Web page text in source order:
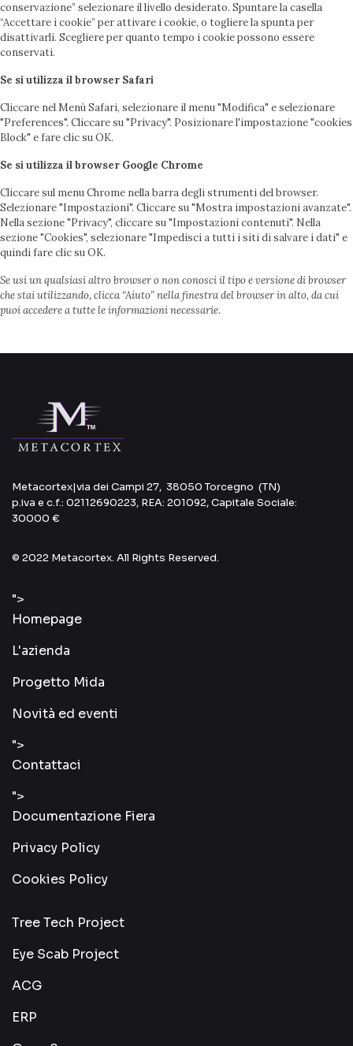
conservazione” selezionare il livello desiderato. Spuntare la casella
“Accettare i cookie” per attivare i cookie, o togliere la spunta per
disattivarli. Scegliere per quanto tempo i cookie possono essere
conservati.
Se si utilizza il browser Safari
Cliccare nel Menù Safari, selezionare il menu "Modifica" e selezionare
"Preferences". Cliccare su "Privacy". Posizionare l'impostazione "cookies
Block" e fare clic su OK.
Se si utilizza il browser Google Chrome
Cliccare sul menu Chrome nella barra degli strumenti del browser.
Selezionare "Impostazioni". Cliccare su "Mostra impostazioni avanzate".
Nella sezione "Privacy", cliccare su "Impostazioni contenuti". Nella
sezione "Cookies", selezionare "Impedisci a tutti i siti di salvare i dati" e
quindi fare clic su OK.­­­­­­­
Se usi un qualsiasi altro browser o non conosci il tipo e versione di browser
che stai utilizzando, clicca “Aiuto” nella finestra del browser in alto, da cui
puoi accedere a tutte le informazioni necessarie.
Metacortex|via dei Campi 27, 38050 Torcegno (TN)
p.iva e c.f.: 02112690223, REA: 201092, Capitale Sociale:
30000 €
© 2022 Metacortex. All Rights Reserved.
">
Homepage
L'azienda
Progetto Mida
Novità ed eventi
">
Contattaci
">
Documentazione Fiera
Privacy Policy
Cookies Policy
Tree Tech Project
Eye Scab Project
ACG
ERP